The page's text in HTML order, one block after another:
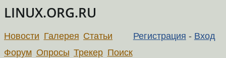
LINUX.ORG.RU
Регистрация - Вход
Новости Галерея Статьи
Форум Опросы Трекер Поиск